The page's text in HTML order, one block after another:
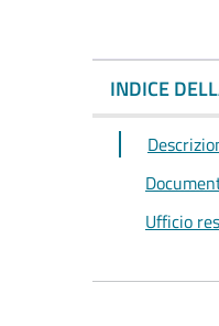
INDICE
Ufficio